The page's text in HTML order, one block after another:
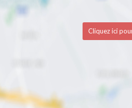
Cliquez ici